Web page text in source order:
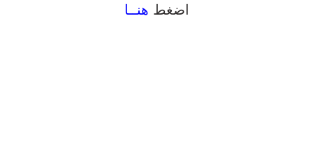
اضغط هنــا